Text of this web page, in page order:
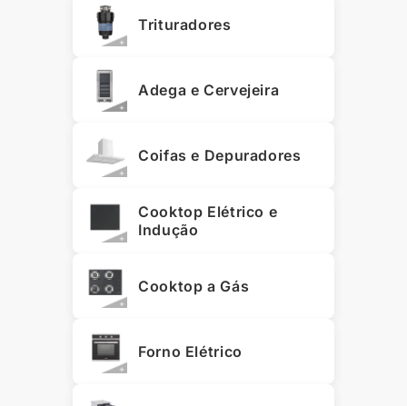
Trituradores
Adega e Cervejeira
Coifas e Depuradores
Cooktop Elétrico e
Indução
Cooktop a Gás
Forno Elétrico